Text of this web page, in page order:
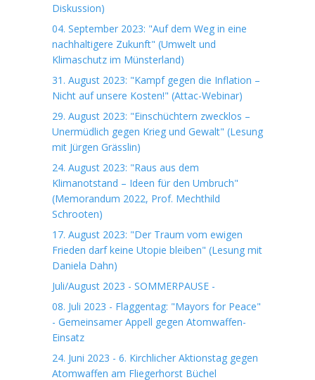
Diskussion)
04. September 2023: "Auf dem Weg in eine
nachhaltigere Zukunft" (Umwelt und
Klimaschutz im Münsterland)
31. August 2023: "Kampf gegen die Inflation –
Nicht auf unsere Kosten!" (Attac-Webinar)
29. August 2023: "Einschüchtern zwecklos –
Unermüdlich gegen Krieg und Gewalt" (Lesung
mit Jürgen Grässlin)
24. August 2023: "Raus aus dem
Klimanotstand – Ideen für den Umbruch"
(Memorandum 2022, Prof. Mechthild
Schrooten)
17. August 2023: "Der Traum vom ewigen
Frieden darf keine Utopie bleiben" (Lesung mit
Daniela Dahn)
Juli/August 2023 - SOMMERPAUSE -
08. Juli 2023 - Flaggentag: "Mayors for Peace"
- Gemeinsamer Appell gegen Atomwaffen-
Einsatz
24. Juni 2023 - 6. Kirchlicher Aktionstag gegen
Atomwaffen am Fliegerhorst Büchel